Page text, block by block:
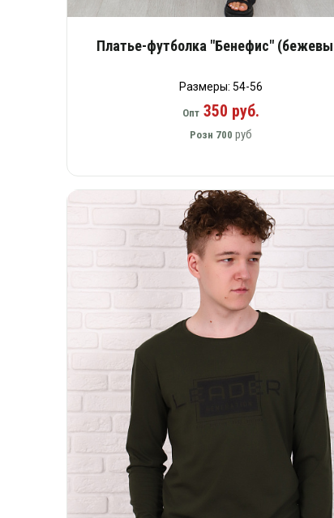
Платье-футболка "Бенефис"
Размеры: 54-56
Опт350 руб.
Розн 700 руб